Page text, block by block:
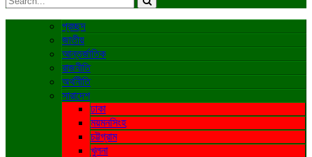
প্রচ্ছদ
জাতীয়
আন্তর্জাতিক
রাজনীতি
অর্থনীতি
সারাদেশ
ঢাকা
ময়মনসিংহ
চট্টগ্রাম
খুলনা